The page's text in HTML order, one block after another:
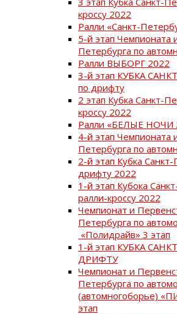
кроссу 2022
Ралли «Санкт-
5-й этап Чемпионата
Петербурга по
Ралли ВЫБОРГ 2022
3-й этап КУБКА
по дрифту
2 этап Кубка Санкт-
кроссу 2022
Ралли «БЕЛЫЕ НОЧИ
4-й этап Чемпионата
Петербурга по
2-й этап Кубка
дрифту 2022
1-й этап Кубока
ралли-кроссу 2022
Чемпионат и
Петербурга по
«Полидрайв» 3 этап
1-й этап КУБКА
ДРИФТУ
Чемпионат и
Петербурга по
(автомногоборье)
этап